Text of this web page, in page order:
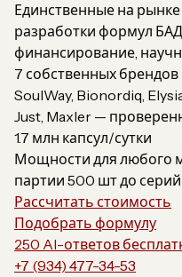
Единственные на
разработки формул
финансирование,
7 собственных брендов
SoulWay, Bionordiq,
Just, Maxler —
1.7 млн капсул/сутки
Мощности для любого
партии 500 шт до
Рассчитать стоимость
Подобрать формулу
250 AI-ответов
+7 (934) 477-34-53